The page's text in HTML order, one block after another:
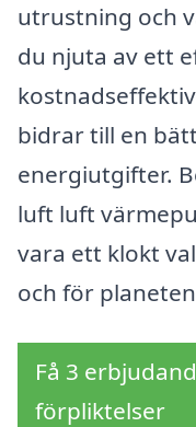
utrustning och
du njuta av ett
bidrar till en
energiutgifter.
luft luft
vara ett klokt
och för
Få 3
förpliktelser